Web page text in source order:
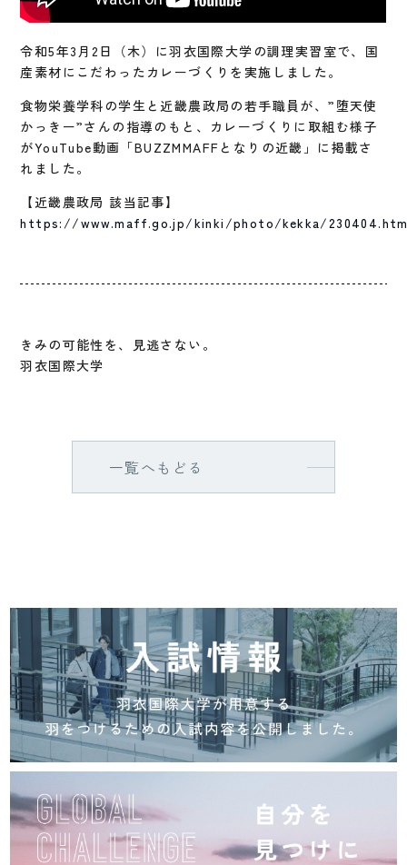
令和5年3月2日（木）に羽衣国際大学の調理実習室で、国
産素材にこだわったカレーづくりを実施しました。
食物栄養学科の学生と近畿農政局の若手職員が、”堕天使
かっきー”さんの指導のもと、カレーづくりに取組む様子
がYouTube動画「BUZZMMAFFとなりの近畿」に掲載さ
れました。
【近畿農政局 該当記事】
https://www.maff.go.jp/kinki/photo/kekka/
きみの可能性を、見逃さない。
羽衣国際大学
一覧へもどる